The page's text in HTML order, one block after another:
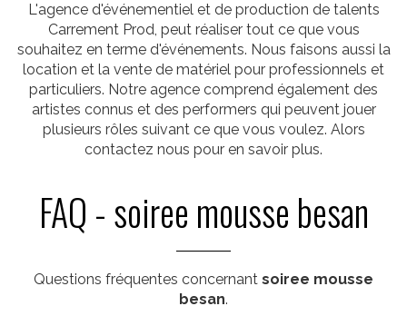
L'agence d'événementiel et de production de talents
Carrement Prod, peut réaliser tout ce que vous
souhaitez en terme d'événements. Nous faisons aussi la
location et la vente de matériel pour professionnels et
particuliers. Notre agence comprend également des
artistes connus et des performers qui peuvent jouer
plusieurs rôles suivant ce que vous voulez. Alors
contactez nous pour en savoir plus.
FAQ - soiree mousse besan
Questions fréquentes concernant soiree mousse
besan.